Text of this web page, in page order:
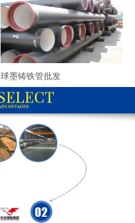
球墨铸铁管批发